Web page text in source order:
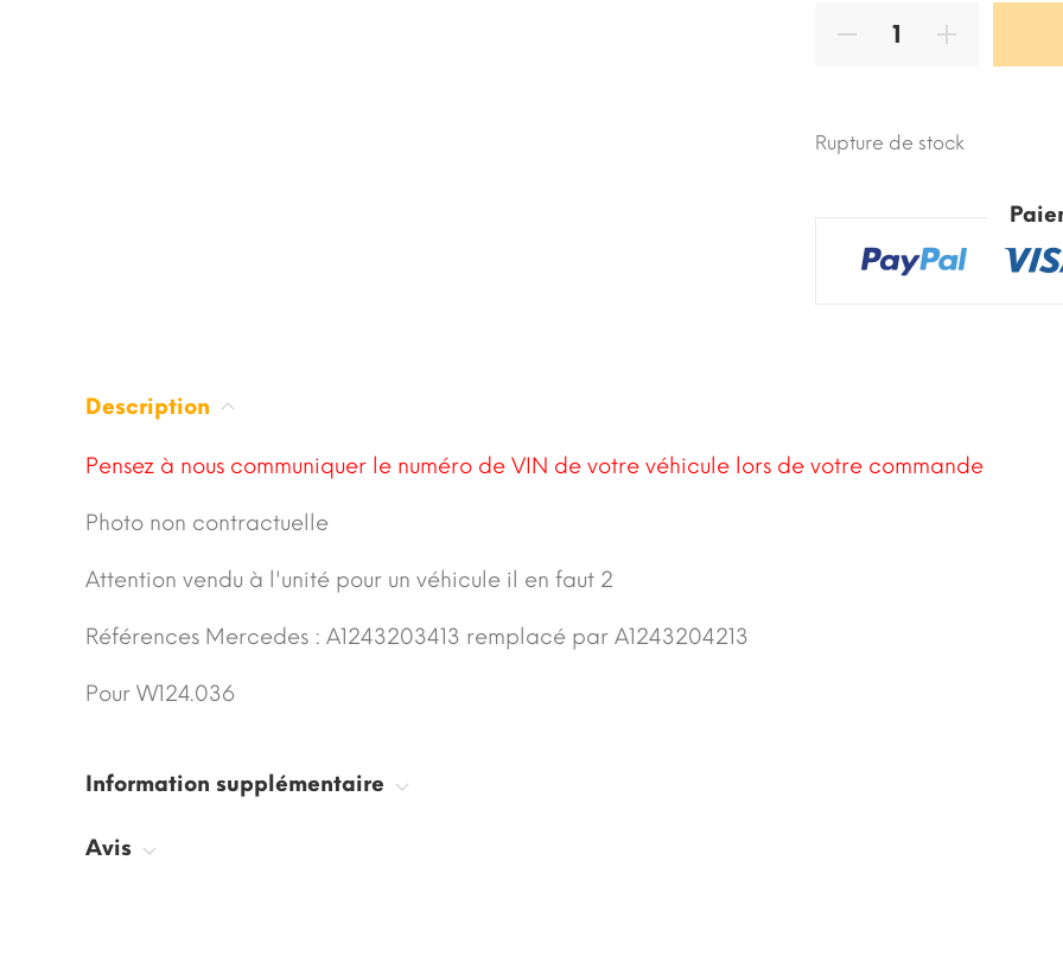
Rupture de stock
Description
Pensez à nous communiquer le numéro de VIN de votre véhicule lors de votre commande
Photo non contractuelle
Attention vendu à l'unité pour un véhicule il en faut 2
Références Mercedes : A1243203413 remplacé par A1243204213
Pour W124.036
Information supplémentaire
Avis